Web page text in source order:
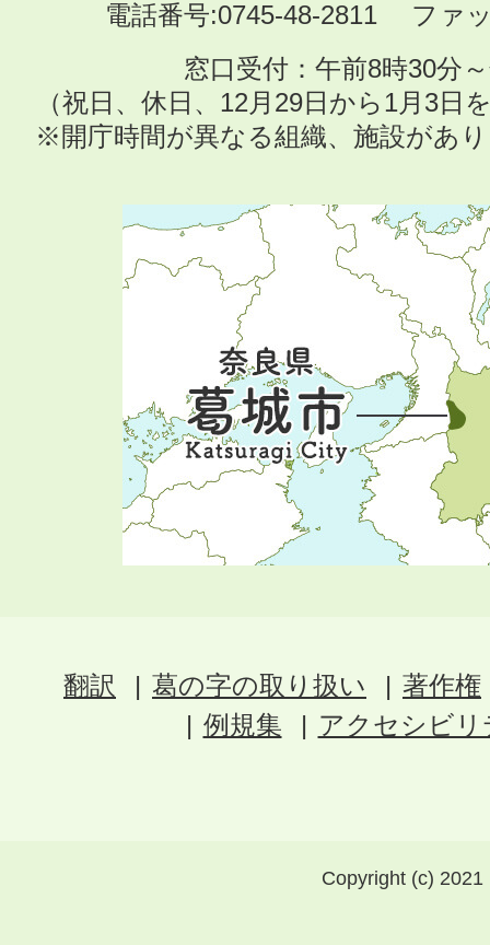
電話番号:0745-48-2811 ファ
窓口受付：午前8時30分
（祝日、休日、12月29日から1月3日
※開庁時間が異なる組織、施設があ
翻訳 葛の字の取り扱い
著作権
例規集
アクセシビ
Copyright (c)